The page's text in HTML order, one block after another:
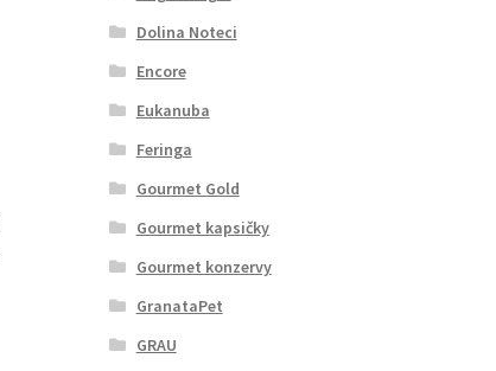
Dolina Noteci
Encore
Eukanuba
Feringa
Gourmet Gold
Gourmet kapsičky
Gourmet konzervy
GranataPet
GRAU